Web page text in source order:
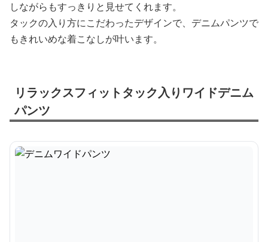
しながらもすっきりと見せてくれます。
タックの入り方にこだわったデザインで、デニムパンツで
もきれいめな着こなしが叶います。
リラックスフィットタック入りワイドデニム
パンツ